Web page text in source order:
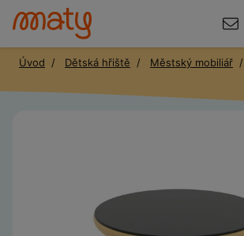
Úvod Dětská hřiště Městský mobiliář